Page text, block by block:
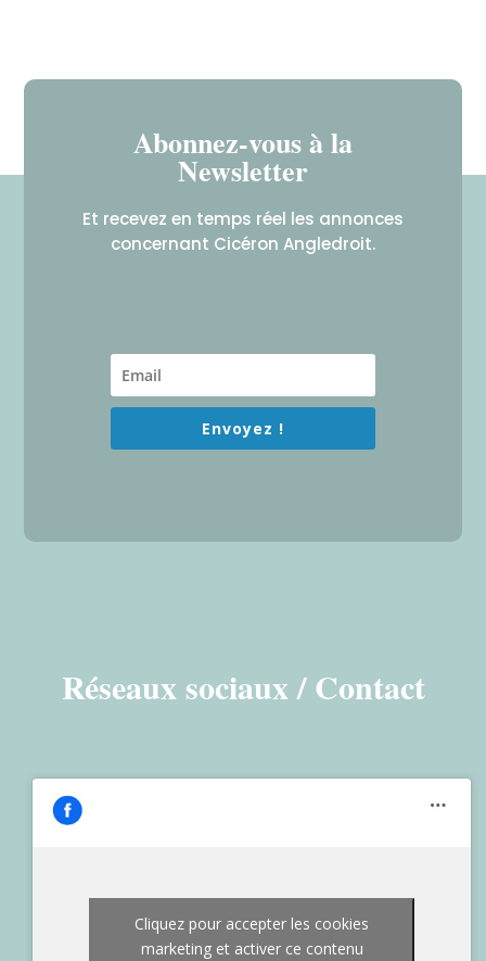
Abonnez-vous à la
Newsletter
Et recevez en temps réel les annonces
concernant Cicéron Angledroit.
Envoyez !
Réseaux sociaux / Contact
Cliquez pour accepter les cookies
marketing et activer ce contenu